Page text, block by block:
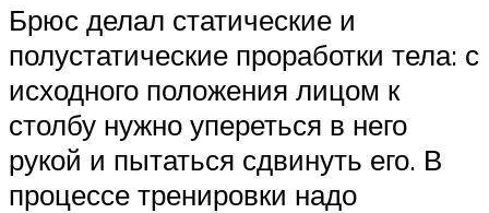
Брюс делал статические и
полустатические проработки тела: с
исходного положения лицом к
столбу нужно упереться в него
рукой и пытаться сдвинуть его. В
процессе тренировки надо